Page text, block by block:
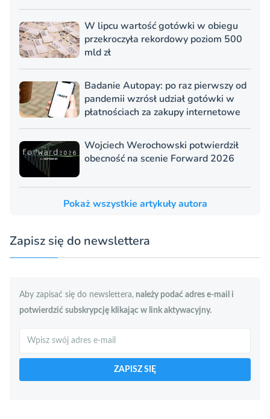
W lipcu wartość gotówki w obiegu
przekroczyła rekordowy poziom 500
mld zł
Badanie Autopay: po raz pierwszy od
pandemii wzrósł udział gotówki w
płatnościach za zakupy internetowe
Wojciech Werochowski potwierdził
obecność na scenie Forward 2026
Pokaż wszystkie artykuły autora
Zapisz się do newslettera
Aby zapisać się do newslettera, należy podać adres e-mail i
potwierdzić subskrypcję klikając w link aktywacyjny.
ZAPISZ SIĘ